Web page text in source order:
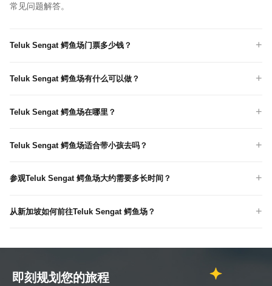
常见问题解答。
Teluk Sengat 鳄鱼场门票多少钱？
Teluk Sengat 鳄鱼场有什么可以做？
Teluk Sengat 鳄鱼场在哪里？
Teluk Sengat 鳄鱼场适合带小孩去吗？
参观Teluk Sengat 鳄鱼场大约需要多长时间？
从新加坡如何前往Teluk Sengat 鳄鱼场？
即刻规划您的旅程